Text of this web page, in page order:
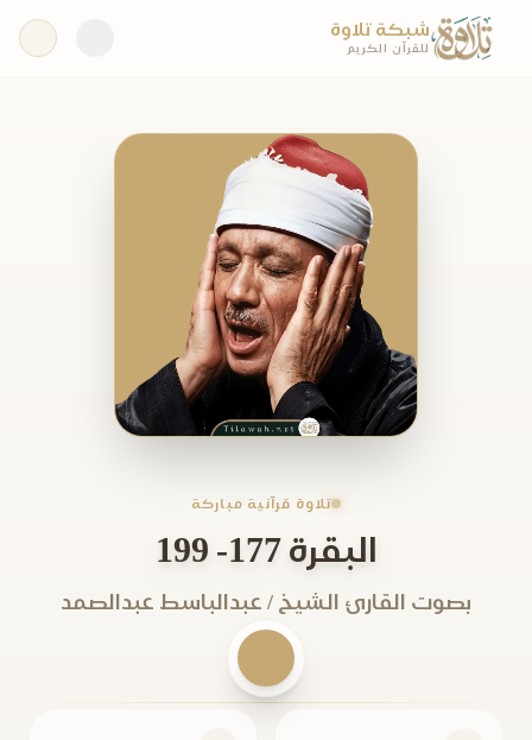
شبكة تلاوة
للقرآن الكريم
تلاوة قرآنية مباركة
البقرة 177- 199
بصوت القارئ الشيخ / عبدالباسط عبدالصمد